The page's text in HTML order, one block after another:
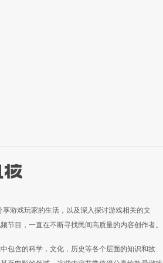
游戏玩家的生活，以及深入探讨游戏相关的文
节目，一直在不断寻找民间高质量的内容创作者。
包含的科学，文化，历史等各个层面的知识和故